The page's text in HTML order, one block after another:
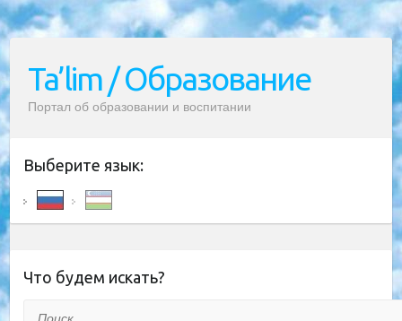
Ta’lim / Образование
Портал об образовании и воспитании
Выберите язык:
Что будем искать?